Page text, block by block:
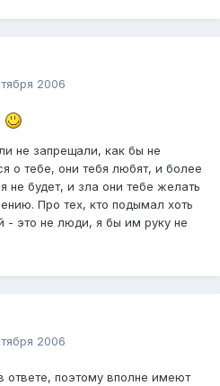
2006
не запрещали, как бы не
о тебе, они тебя любят, и более
не будет, и зла они тебе желать
Про тех, кто подымал хоть
- это не люди, я бы им руку не
2006
ответе, поэтому вполне имеют